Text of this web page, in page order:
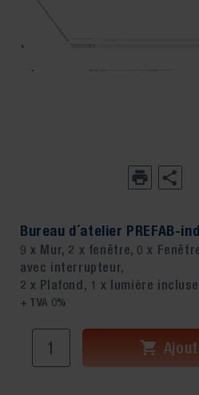
Bureau d´atelier PREFAB-
9 x Mur, 2 x fenêtre, 0 x
avec interrupteur,
2 x Plafond, 1 x lumière incluse
+ TVA 0%